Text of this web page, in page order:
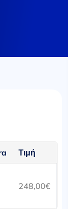
Τιμή
248,00€